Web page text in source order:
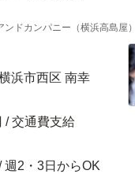
ドカンパニー（横浜高島屋）
浜市西区 南幸
/ 交通費支給
週2・3日からOK